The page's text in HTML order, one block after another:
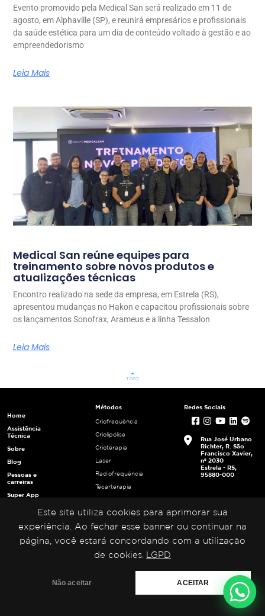
Este site utiliza cookies para aprimorar sua
experiência. Ao fechar esse banner ou continuar na
página, você estará concordando com a utilização
de cookies.
LGPD
Não aceitar ACEITAR
Evento promovido pela Medical San será realizado em 11 de
agosto, em Alphaville (SP), e reunirá empresários e profissionais
da saúde estética para um dia de conteúdo voltado à gestão e ao
empreendedorismo
Leia Mais
Medical San reúne equipes para
treinamento sobre novos produtos e
atualizações técnicas
Encontro realizado na sede da empresa, em Estrela (RS),
apresentou mudanças no Hakon e capacitou profissionais sobre
os lançamentos Sonofrax, Arameus e a linha Tessalon
Leia Mais
keyboard_arrow_up
TOPO
Home
Assistência
Técnica
Sobre
Blog
Pessoas e
carreiras
Super App
Multiplicadores
Portal da
Métodos
Criofrequência
Criolipólise
Crioterapia
Laser
Radiofrequência
Tecarterapia
Ultrafrequência
Ultrassom
Redes Sociais
Rua José Urbano
Richter, R. São
Francisco Xavier,
nº 2030
Estrela - RS,
95880-000